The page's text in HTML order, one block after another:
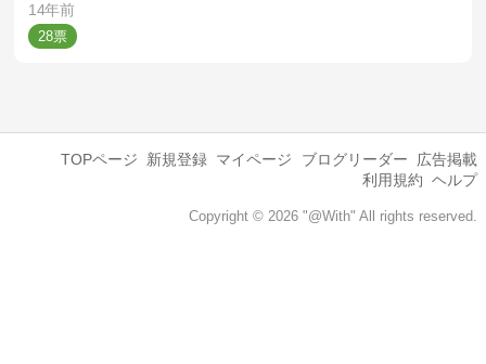
14年前
28
TOPページ 新規登録 マイページ ブログリーダー
広告掲載
利用規約 ヘルプ
Copyright © 2026 "@With" All rights reserved.